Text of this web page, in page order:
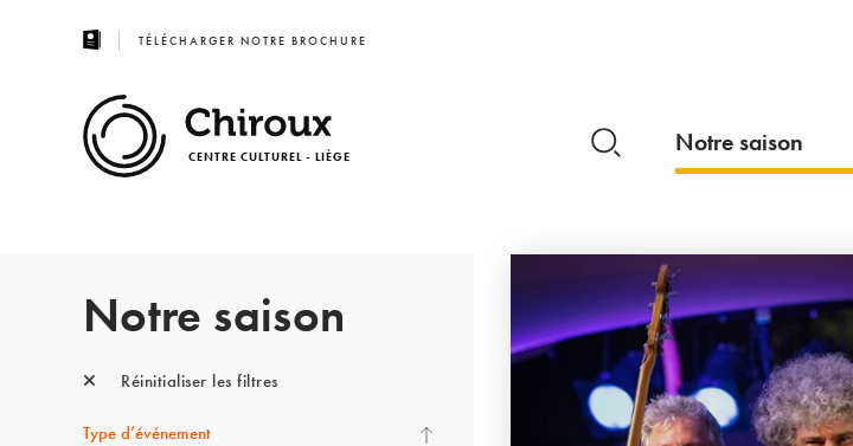
TÉLÉCHARGER NOTRE BROCHURE
CENTRE CULTUREL - LIÈGE Notre saison
Notre saison
Réinitialiser les filtres
Type d’événement